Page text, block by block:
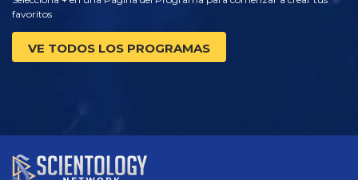
favoritos
VE TODOS LOS PROGRAMAS